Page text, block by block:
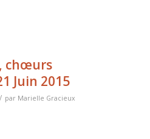
chœurs
Juin 2015
/ par Marielle Gracieux